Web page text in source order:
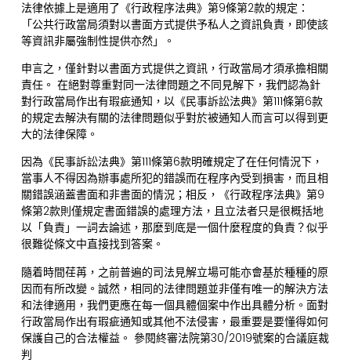
法律依據上是適用了《行政程序法典》第9條第2款的規定：
「公共行政當局須對以書面方式提供予私人之資訊負責，即使該
等資訊非屬強制性提供亦然」。
申言之，僅針對以書面方式提供之資訊，行政當局才須承擔相關
責任。 在絕對尊重對同一法律問題之不同見解下，我們認為針
對行政當局作出有瑕疵通知，以《民事訴訟法典》第111條第6款
的規定去解決有關的法律問題似乎對於被通知人而言可以得到更
大的法律保障。
因為《民事訴訟法典》第111條第6款明確規定了在任何情況下，
當事人不得因為辦事處所犯的錯誤而在程序內受到損害，而且相
關錯誤涵蓋書面和非書面的情況；相反，《行政程序法典》第9
條第2款則僅規定書面錯誤的處理方法，且立法者只是很概括地
以「負責」一詞去論述，那麼到底是一個什麼程度的負責？似乎
很難從條文中直接找到答案。
隨着時間荏苒，之前普遍的司法見解立場可能亦會基於種種的原
因而有所改變。誠然，相同的法律問題並非僅有唯一的解決方法
和法律適用，我們更應在每一個具體個案中作出具體分析。面對
行政當局作出有瑕疵通知或其他不法侵害，最重要是要懂得如何
保護自己的合法權益。 參閱終審法院第30/2019號案的合議庭裁
判